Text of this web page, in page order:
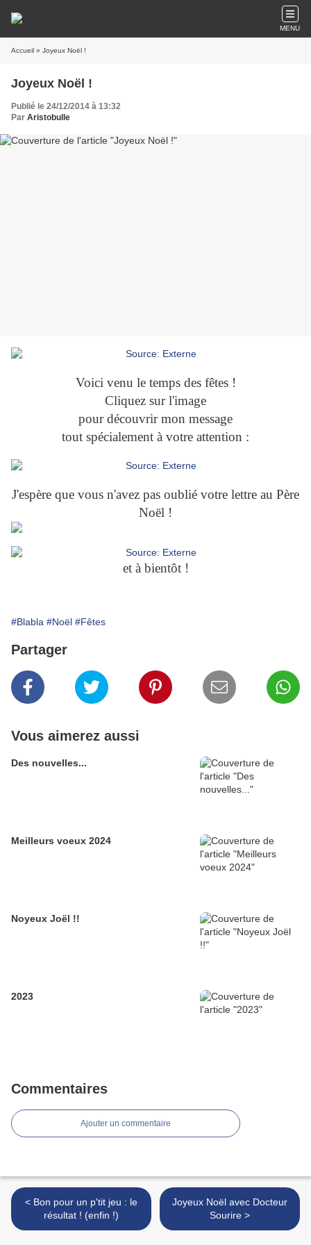
MENU
Accueil » Joyeux Noël !
Joyeux Noël !
Publié le 24/12/2014 à 13:32
Par Aristobulle
Voici venu le temps des fêtes !
Cliquez sur l'image
pour découvrir mon message
tout spécialement à votre attention :
J'espère que vous n'avez pas oublié votre lettre au Père
Noël !
et à bientôt !
#Blabla #Noël #Fêtes
Partager
Vous aimerez aussi
Des nouvelles...
Meilleurs voeux 2024
Noyeux Joël !!
2023
Commentaires
Ajouter un commentaire
< Bon pour un p'tit jeu : le
résultat ! (enfin !)
Joyeux Noël avec Docteur
Sourire >